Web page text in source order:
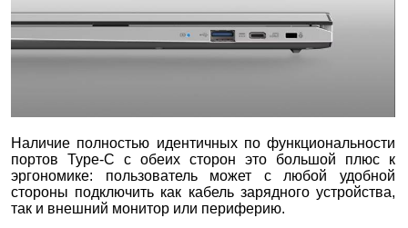
Наличие полностью идентичных по функциональности
портов Type-C с обеих сторон это большой плюс к
эргономике: пользователь может с любой удобной
стороны подключить как кабель зарядного устройства,
так и внешний монитор или периферию.